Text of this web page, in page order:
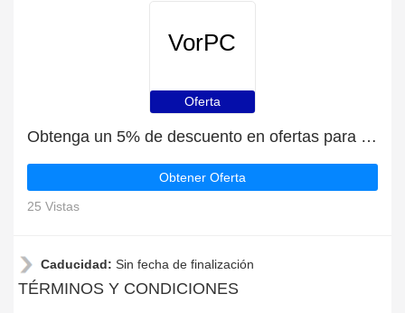
VorPC
Oferta
Obtenga un 5% de descuento en ofertas para estudiantes
Obtener Oferta
25 Vistas
Caducidad: Sin fecha de finalización
TÉRMINOS Y CONDICIONES